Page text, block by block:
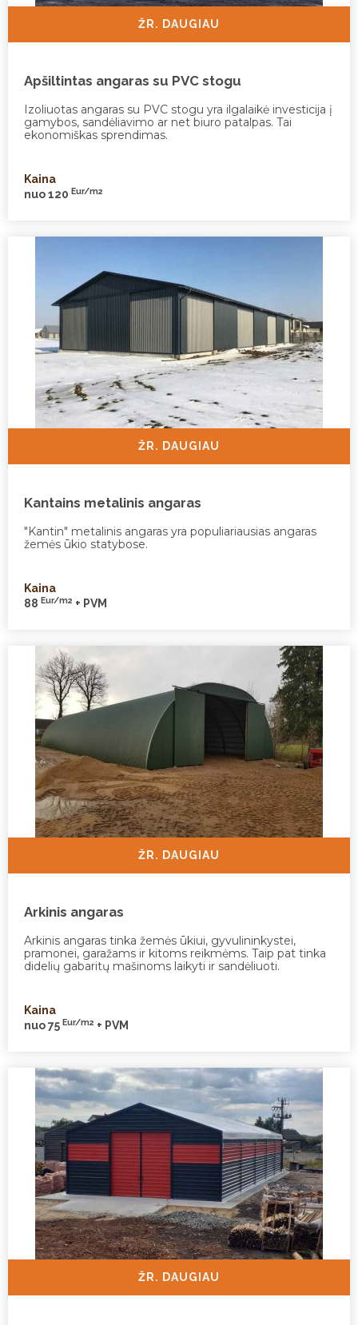
ŽR. DAUGIAU
Apšiltintas angaras su PVC stogu
Izoliuotas angaras su PVC stogu yra ilgalaikė investicija į
gamybos, sandėliavimo ar net biuro patalpas. Tai
ekonomiškas sprendimas.
Kaina
nuo 120 Eur/m2
ŽR. DAUGIAU
Kantains metalinis angaras
"Kantin" metalinis angaras yra populiariausias angaras
žemės ūkio statybose.
Kaina
88 Eur/m2 + PVM
ŽR. DAUGIAU
Arkinis angaras
Arkinis angaras tinka žemės ūkiui, gyvulininkystei,
pramonei, garažams ir kitoms reikmėms. Taip pat tinka
didelių gabaritų mašinoms laikyti ir sandėliuoti.
Kaina
nuo 75 Eur/m2 + PVM
ŽR. DAUGIAU